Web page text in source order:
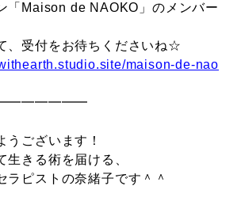
「Maison de NAOKO」のメンバー
、受付をお待ちくださいね☆
maison-de-nao
ございます！
生きる術を届ける、
ラピストの奈緒子です＾＾